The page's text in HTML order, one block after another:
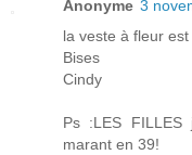
Anonyme 3
la veste à fleur
Bises
Cindy
Ps :LES FILLES
marant en 39!